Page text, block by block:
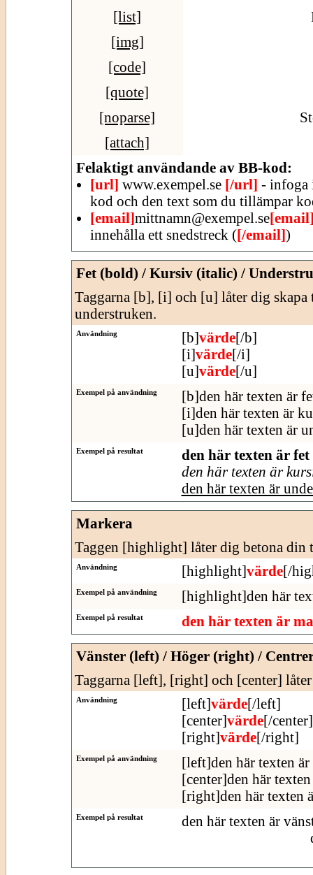
[list]
[img]
[code]
[quote]
[noparse]
[attach]
Felaktigt användande av BB-kod:
[url] www.exempel.se [/url] - infoga
kod och den text som du tillämpar
[email]mittnamn@exempel.se
innehålla ett snedstreck ([/email])
Fet (bold) / Kursiv (italic) /
Taggarna [b], [i] och [u] låter dig
understruken.
Användning [b]värde[/b]
[i]värde[/i]
[u]värde[/u]
Exempel på användning
[b]den här texten är
[i]den här texten är
[u]den här texten är
Exempel på resultat
den här texten är fet
den här texten är
den här texten är
Markera
Taggen [highlight] låter dig betona din
Användning [highlight]värde[/
Exempel på användning [highlight]den här
Exempel på resultat den här texten är
Vänster (left) / Höger (right) /
Taggarna [left], [right] och [center]
Användning [left]värde[/left]
[center]värde[/center]
[right]värde[/right]
Exempel på användning
[left]den här texten
[center]den här
[right]den här texten
Exempel på resultat
den här texten är